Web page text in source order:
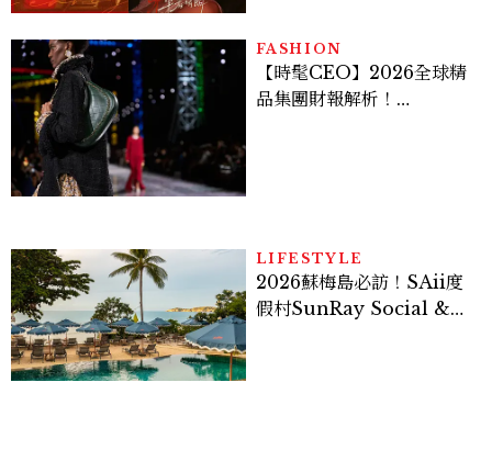
FASHION
【時髦CEO】2026全球精
品集團財報解析！
LIFESTYLE
2026蘇梅島必訪！SAii度
假村SunRay Social &